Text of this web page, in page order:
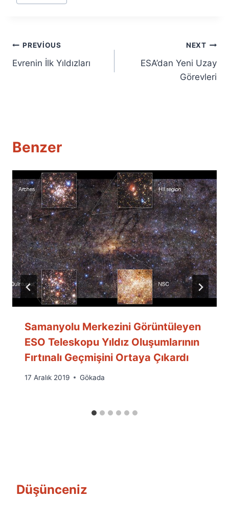
Yazı
gezinmesi
PREVIOUS
Evrenin İlk Yıldızları
NEXT
ESA’dan Yeni Uzay
Görevleri
Benzer
Samanyolu Merkezini Görüntüleyen
ESO Teleskopu Yıldız Oluşumlarının
Fırtınalı Geçmişini Ortaya Çıkardı
By
17 Aralık 2019 Gökada
Düşünceniz